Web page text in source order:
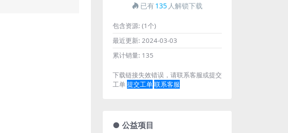
已有135 人解锁下载
包含资源: (1个)
最近更新: 2024-03-03
累计销量: 135
下载链接失效错误，请联系客服或提交
工单提交工单联系客服
● 公益项目